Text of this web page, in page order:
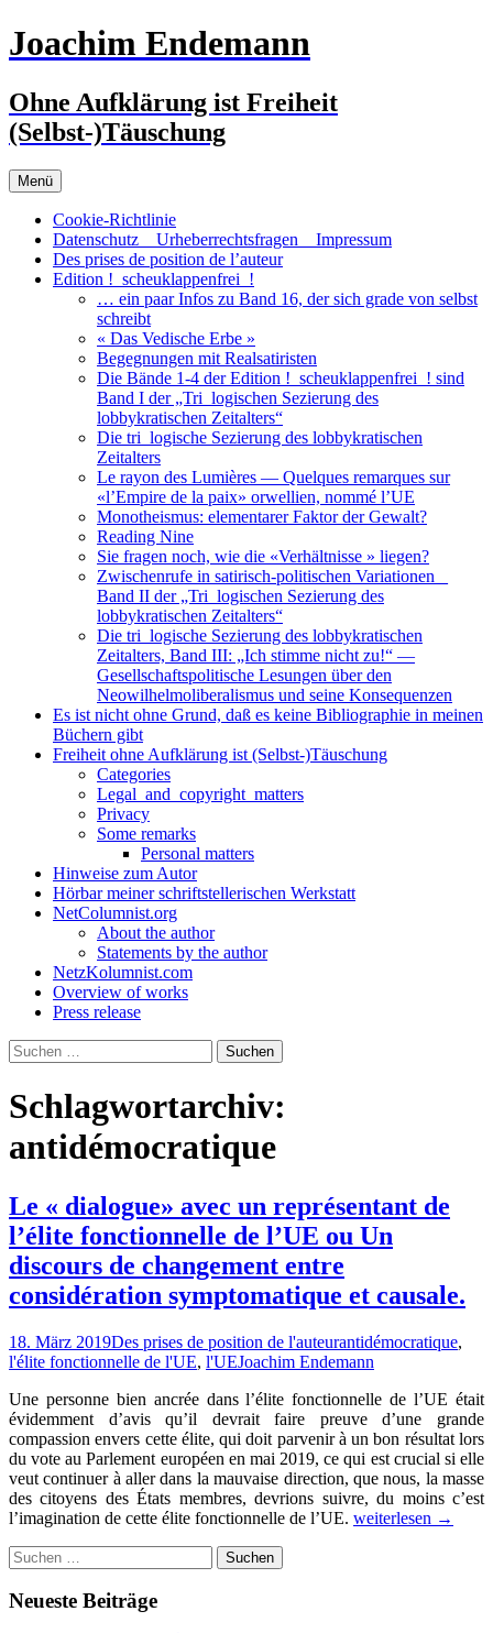
Zum
Inhalt
Joachim Endemann
Ohne Aufklärung ist Freiheit
(Selbst-)Täuschung
Menü
Cookie-Richtlinie
Datenschutz _ Urheberrechtsfragen _ Impressum
Des prises de position de l’auteur
Edition !_scheuklappenfrei_!
… ein paar Infos zu Band 16, der sich grade von selbst
schreibt
« Das Vedische Erbe »
Begegnungen mit Realsatiristen
Die Bände 1-4 der Edition !_scheuklappenfrei_! sind
Band I der „Tri_logischen Sezierung des
lobbykratischen Zeitalters“
Die tri_logische Sezierung des lobbykratischen
Zeitalters
Le rayon des Lumières — Quelques remarques sur
«l’Empire de la paix» orwellien, nommé l’UE
Monotheismus: elementarer Faktor der Gewalt?
Reading Nine
Sie fragen noch, wie die «Verhältnisse » liegen?
Zwischenrufe in satirisch-politischen Variationen _
Band II der „Tri_logischen Sezierung des
lobbykratischen Zeitalters“
Die tri_logische Sezierung des lobbykratischen
Zeitalters, Band III: „Ich stimme nicht zu!“ —
Gesellschaftspolitische Lesungen über den
Neowilhelmoliberalismus und seine Konsequenzen
Es ist nicht ohne Grund, daß es keine Bibliographie in meinen
Büchern gibt
Freiheit ohne Aufklärung ist (Selbst-)Täuschung
Categories
Legal_and_copyright_matters
Privacy
Some remarks
Personal matters
Hinweise zum Autor
Hörbar meiner schriftstellerischen Werkstatt
NetColumnist.org
About the author
Statements by the author
NetzKolumnist.com
Overview of works
Press release
Suchen
nach:
Schlagwortarchiv:
antidémocratique
Le « dialogue» avec un représentant de
l’élite fonctionnelle de l’UE ou Un
discours de changement entre
considération symptomatique et causale.
18. März 2019Des prises de position de l'auteurantidémocratique,
l'élite fonctionnelle de l'UE, l'UEJoachim Endemann
Une personne bien ancrée dans l’élite fonctionnelle de l’UE était
évidemment d’avis qu’il devrait faire preuve d’une grande
compassion envers cette élite, qui doit parvenir à un bon résultat lors
du vote au Parlement européen en mai 2019, ce qui est crucial si elle
veut continuer à aller dans la mauvaise direction, que nous, la masse
des citoyens des États membres, devrions suivre, du moins c’est
l’imagination de cette élite fonctionnelle de l’UE. Le
weiterlesen →
Suchen
nach:
Neueste Beiträge